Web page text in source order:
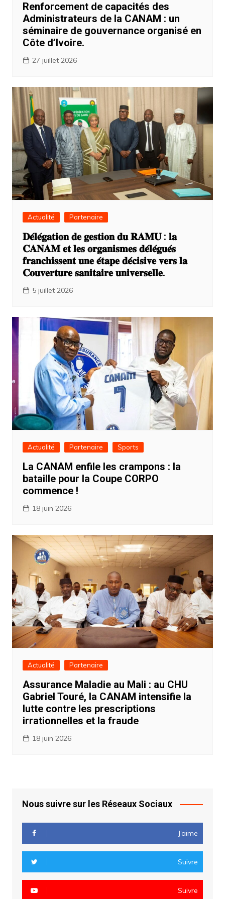
Renforcement de capacités des
Administrateurs de la CANAM : un
séminaire de gouvernance organisé en
Côte d’Ivoire.
27 juillet 2026
Actualité Partenaire
𝐃𝐞́𝐥𝐞́𝐠𝐚𝐭𝐢𝐨𝐧 𝐝𝐞 𝐠𝐞𝐬𝐭𝐢𝐨𝐧 𝐝𝐮 𝐑𝐀𝐌𝐔 : 𝐥𝐚
𝐂𝐀𝐍𝐀𝐌 𝐞𝐭 𝐥𝐞𝐬 𝐨𝐫𝐠𝐚𝐧𝐢𝐬𝐦𝐞𝐬 𝐝𝐞́𝐥𝐞́𝐠𝐮𝐞́𝐬
𝐟𝐫𝐚𝐧𝐜𝐡𝐢𝐬𝐬𝐞𝐧𝐭 𝐮𝐧𝐞 𝐞́𝐭𝐚𝐩𝐞 𝐝𝐞́𝐜𝐢𝐬𝐢𝐯𝐞 𝐯𝐞𝐫𝐬 𝐥𝐚
𝐂𝐨𝐮𝐯𝐞𝐫𝐭𝐮𝐫𝐞 𝐬𝐚𝐧𝐢𝐭𝐚𝐢𝐫𝐞 𝐮𝐧𝐢𝐯𝐞𝐫𝐬𝐞𝐥𝐥𝐞.
5 juillet 2026
Actualité Partenaire Sports
La CANAM enfile les crampons : la
bataille pour la Coupe CORPO
commence !
18 juin 2026
Actualité Partenaire
Assurance Maladie au Mali : au CHU
Gabriel Touré, la CANAM intensifie la
lutte contre les prescriptions
irrationnelles et la fraude
18 juin 2026
Nous suivre sur les Réseaux Sociaux
J’aime
Suivre
Suivre